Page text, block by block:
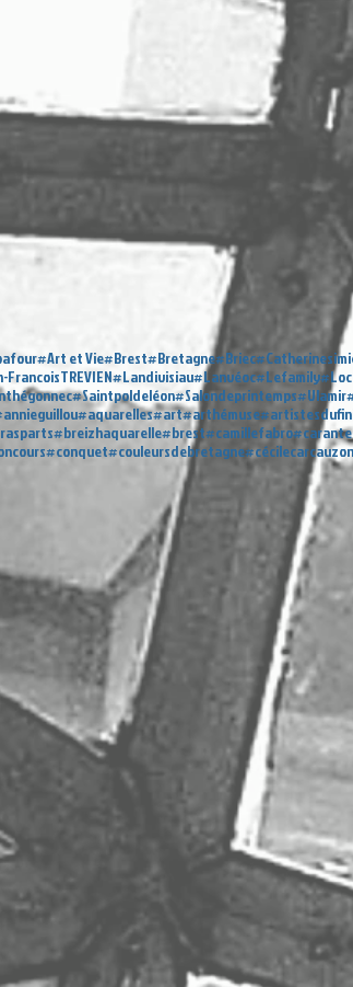
#Art et Vie#Brest#Bretagne#Briec
FrancoisTREVIEN#Landivisiau#Lanvéoc#Lefamily
#Saintpoldeléon#Salondeprintemps#Ulamir
#aquarelles#art#arthémuse
#breizhaquarelle#brest#camillefabro
#conquet#couleursdebretagne#cécilecarcauzon